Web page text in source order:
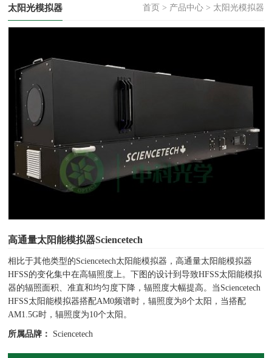
太阳光模拟器 首页 > 产品中心> 太阳光模拟器
高通量太阳能模拟器Sciencetech
相比于其他类型的Sciencetech太阳能模拟器，高通量太阳能模拟器
HFSS的变化集中在高辐照度上。下图的设计到导致HFSS太阳能模拟
器的辐照面积、准直和均匀度下降，辐照度大幅提高。当Sciencetech
HFSS太阳能模拟器搭配AM0频谱时，辐照度为8个太阳，当搭配
AM1.5G时，辐照度为10个太阳。
所属品牌： Sciencetech